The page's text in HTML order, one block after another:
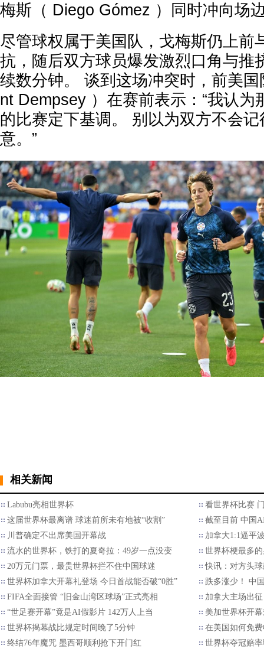
梅斯（ Diego Gómez ）同时冲向场
尽管球权属于美国队，戈梅斯仍上前
抗，随后双方球员爆发激烈口角与推
续数分钟。 谈到这场冲突时，前美
nt Dempsey ）在赛前表示：“我认为
的比赛定下基调。 别以为双方不会
意。”
相关新闻
Labubu亮相世界杯
看世界杯比赛
这届世界杯最离谱 球迷前所未有地被“收割”
截至目前 中国
川普确定不出席美国开幕战
加拿大1:1逼平
流水的世界杯，铁打的夏奇拉：49岁一点没变
世界杯梗最多
20万元门票，最贵世界杯拦不住中国球迷
快讯：对方头
世界杯加拿大开幕礼登场 今日首战能否破“0胜”
跌多涨少！ 中
FIFA全面接管 “旧金山湾区球场”正式亮相
加拿大主场出
“世足赛开幕”竟是AI假影片 142万人上当
美加世界杯开
世界杯揭幕战比规定时间晚了5分钟
在美国如何免
终结76年魔咒 墨西哥顺利抢下开门红
世界杯夺冠赔